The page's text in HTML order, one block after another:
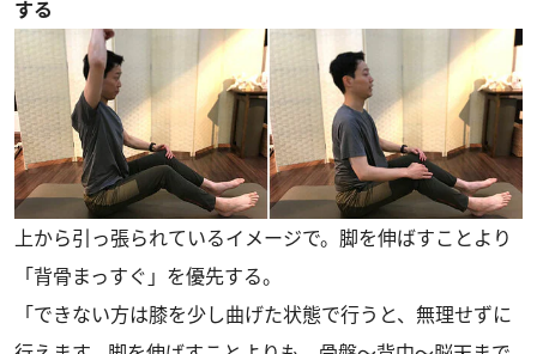
する
上から引っ張られているイメージで。脚を伸ばすことより
「背骨まっすぐ」を優先する。
「できない方は膝を少し曲げた状態で行うと、無理せずに